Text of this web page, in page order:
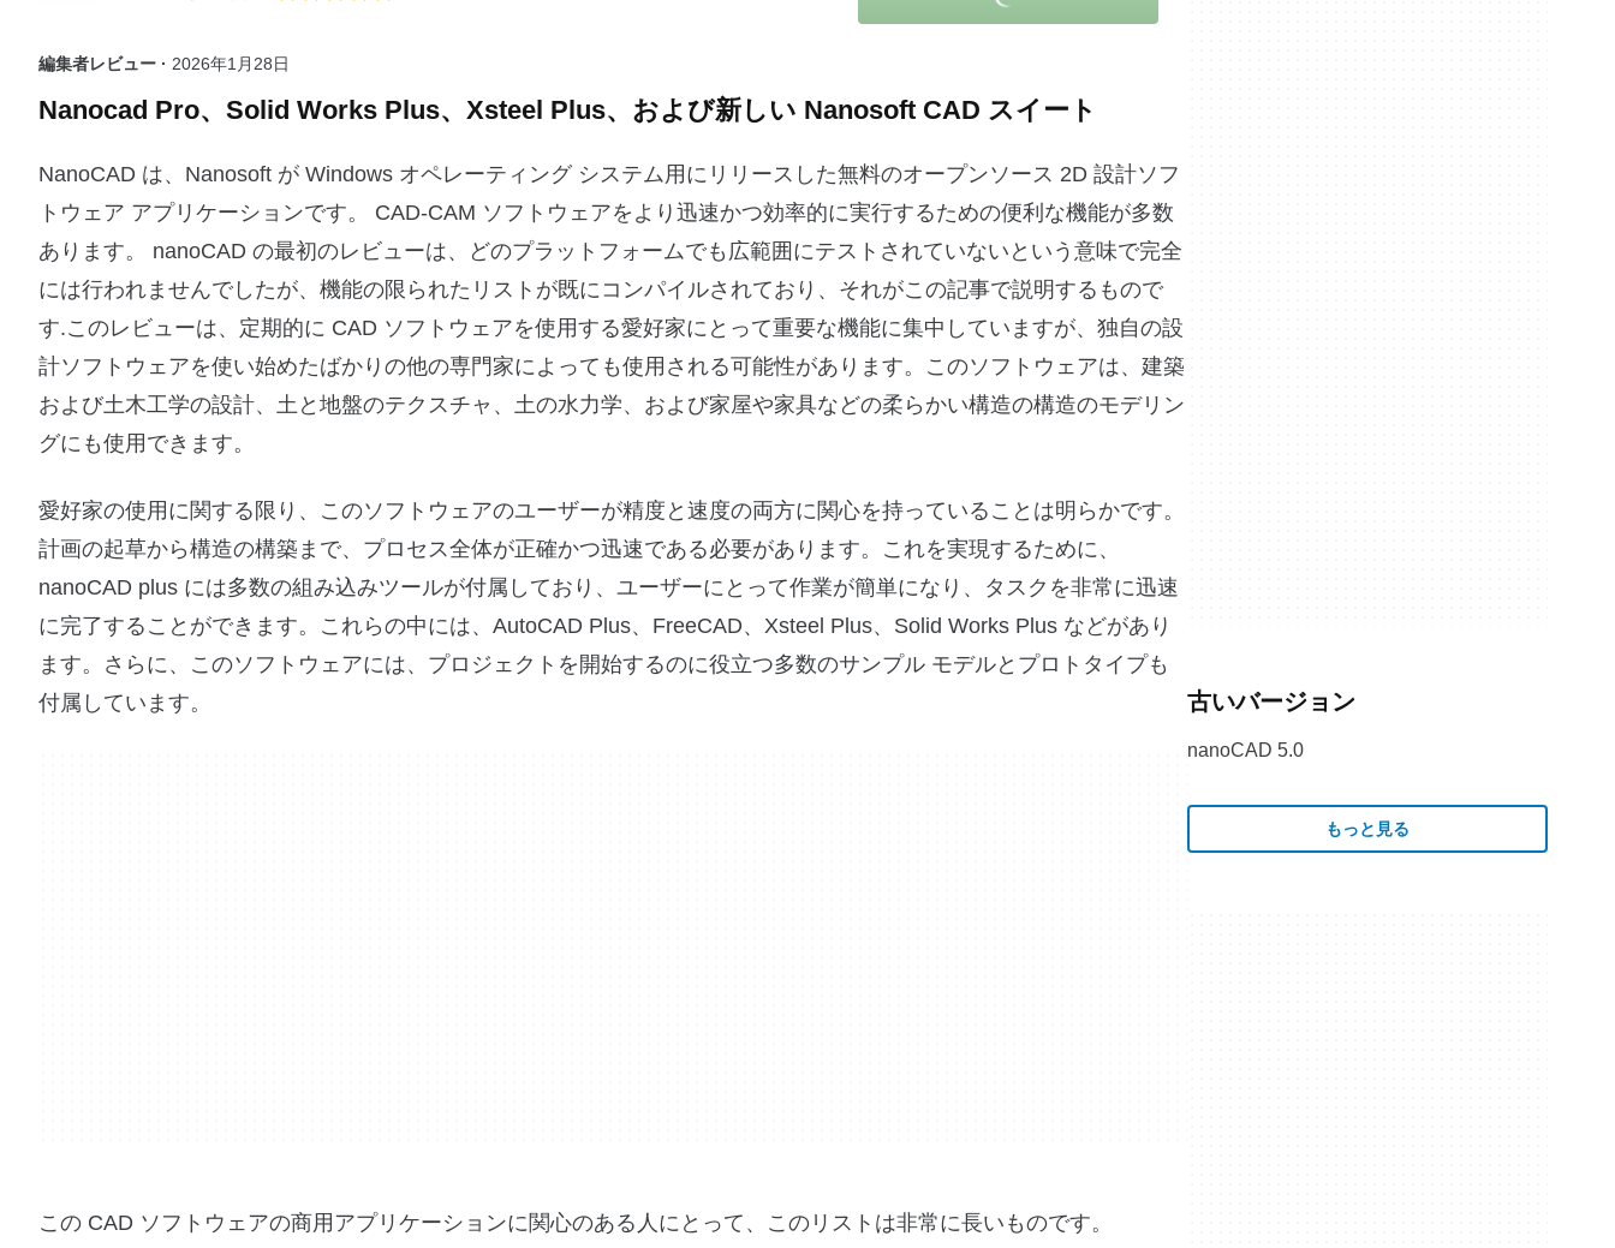
編集者レビュー · 2026年1月28日
Nanocad Pro、Solid Works Plus、Xsteel Plus、および新しい Nanosoft CAD スイート
NanoCAD は、Nanosoft が Windows オペレーティング システム用にリリースした無料のオープンソース 2D 設計ソフ
トウェア アプリケーションです。 CAD-CAM ソフトウェアをより迅速かつ効率的に実行するための便利な機能が多数
あります。 nanoCAD の最初のレビューは、どのプラットフォームでも広範囲にテストされていないという意味で完全
には行われませんでしたが、機能の限られたリストが既にコンパイルされており、それがこの記事で説明するもので
す.このレビューは、定期的に CAD ソフトウェアを使用する愛好家にとって重要な機能に集中していますが、独自の設
計ソフトウェアを使い始めたばかりの他の専門家によっても使用される可能性があります。このソフトウェアは、建築
および土木工学の設計、土と地盤のテクスチャ、土の水力学、および家屋や家具などの柔らかい構造の構造のモデリン
グにも使用できます。
愛好家の使用に関する限り、このソフトウェアのユーザーが精度と速度の両方に関心を持っていることは明らかです。
計画の起草から構造の構築まで、プロセス全体が正確かつ迅速である必要があります。これを実現するために、
nanoCAD plus には多数の組み込みツールが付属しており、ユーザーにとって作業が簡単になり、タスクを非常に迅速
に完了することができます。これらの中には、AutoCAD Plus、FreeCAD、Xsteel Plus、Solid Works Plus などがあり
ます。さらに、このソフトウェアには、プロジェクトを開始するのに役立つ多数のサンプル モデルとプロトタイプも
付属しています。
この CAD ソフトウェアの商用アプリケーションに関心のある人にとって、このリストは非常に長いものです。
古いバージョン
nanoCAD 5.0
もっと見る